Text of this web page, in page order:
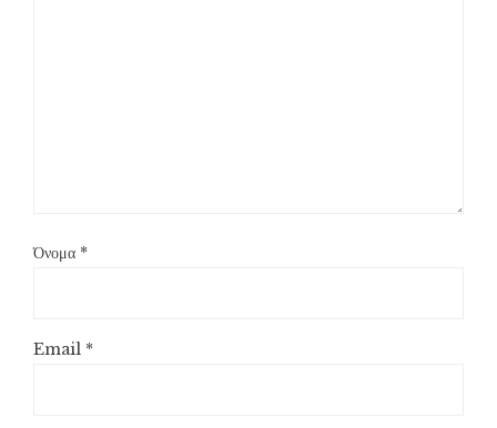
Όνομα *
Email *